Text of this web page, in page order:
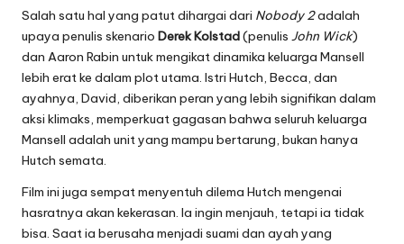
Salah satu hal yang patut dihargai dari Nobody 2adalah
upaya penulis skenario Derek Kolstad(penulis John Wick)
dan Aaron Rabin untuk mengikat dinamika keluarga Mansell
lebih erat ke dalam plot utama. Istri Hutch, Becca, dan
ayahnya, David, diberikan peran yang lebih signifikan dalam
aksi klimaks, memperkuat gagasan bahwa seluruh keluarga
Mansell adalah unit yang mampu bertarung, bukan hanya
Hutch semata.
Film ini juga sempat menyentuh dilema Hutch mengenai
hasratnya akan kekerasan. Ia ingin menjauh, tetapi ia tidak
bisa. Saat ia berusaha menjadi suami dan ayah yang